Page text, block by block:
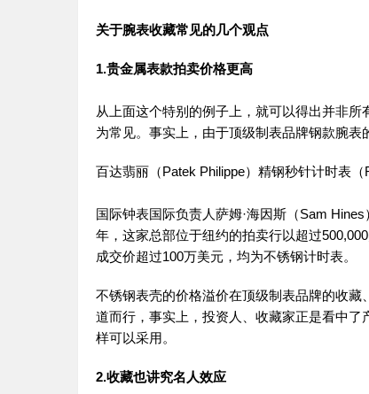
关于腕表收藏常见的几个观点
1.贵金属表款拍卖价格更高
从上面这个特别的例子上，就可以得出并非
为常见。事实上，由于顶级制表品牌钢款腕表
百达翡丽（Patek Philippe）精钢秒针计时表（
国际钟表国际负责人萨姆·海因斯（Sam
年，这家总部位于纽约的拍卖行以超过
成交价超过100万美元，均为不锈钢计时表。
不锈钢表壳的价格溢价在顶级制表品牌的收
道而行，事实上，投资人、收藏家正是看中
样可以采用。
2.收藏也讲究名人效应